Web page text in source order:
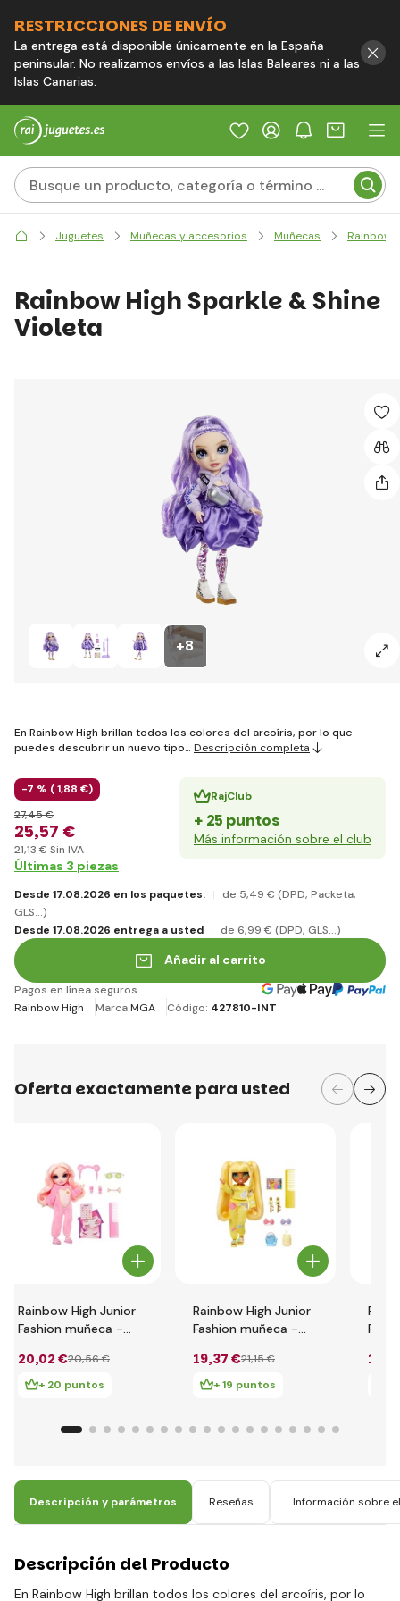
RESTRICCIONES DE ENVÍO
La entrega está disponible únicamente en la España
peninsular. No realizamos envíos a las Islas Baleares ni a las
Islas Canarias.
Juguetes Muñecas y accesorios Muñecas Rainbow
+8
Rainbow High Sparkle & Shine
Violeta
En Rainbow High brillan todos los colores del arcoíris, por lo que
puedes descubrir un nuevo tipo… Descripción completa
-7 % (1,88 €)
25,57 €
27,45 €
21,13 € Sin IVA
RajClub
+ 25 puntos
Más información sobre el club
Últimas 3 piezas
Desde 17.08.2026 en los paquetes. de 5,49 € (DPD, Packeta,
GLS...)
Desde 17.08.2026 entrega a usted
de 6,99 € (DPD, GLS...)
Añadir al carrito
Pagos en línea seguros
Rainbow High
MarcaMGA Código: 427810-INT
Oferta exactamente para usted
Rainbow High Junior
Fashion muñeca -
20,02 €20,56 €
+ 20 puntos
Rainbow High Junior
Fashion muñeca -
19,37 €21,15 €
+ 19 puntos
19
Descripción y parámetros Reseñas Información sobre
Descripción del Producto
En Rainbow High brillan todos los colores del arcoíris, por lo